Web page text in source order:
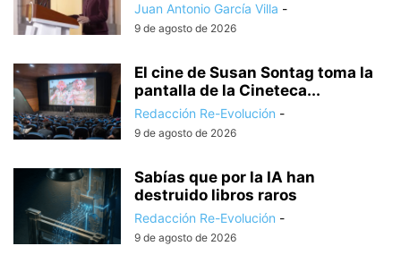
Juan Antonio García Villa -
9 de agosto de 2026
El cine de Susan Sontag toma la
pantalla de la Cineteca...
Redacción Re-Evolución -
9 de agosto de 2026
Sabías que por la IA han
destruido libros raros
Redacción Re-Evolución -
9 de agosto de 2026